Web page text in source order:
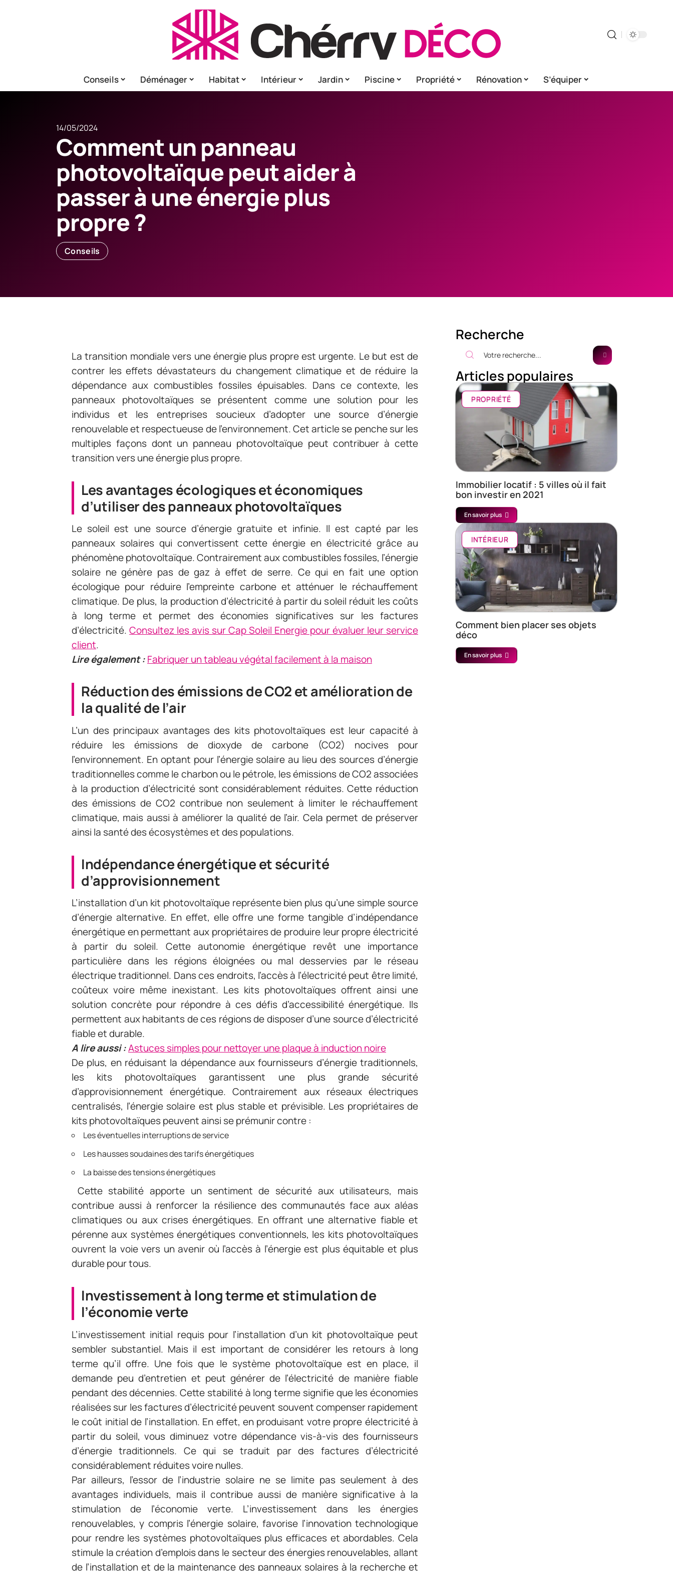
Conseils Déménager Habitat Intérieur Jardin Piscine Propriété Rénovation S’équiper
14/05/2024
Comment un panneau
photovoltaïque peut aider à
passer à une énergie plus
propre ?
Conseils
La transition mondiale vers une énergie plus propre est urgente. Le but est de
contrer les effets dévastateurs du changement climatique et de réduire la
dépendance aux combustibles fossiles épuisables. Dans ce contexte, les
panneaux photovoltaïques se présentent comme une solution pour les
individus et les entreprises soucieux d’adopter une source d’énergie
renouvelable et respectueuse de l’environnement. Cet article se penche sur les
multiples façons dont un panneau photovoltaïque peut contribuer à cette
transition vers une énergie plus propre.
Les avantages écologiques et économiques
d’utiliser des panneaux photovoltaïques
Le soleil est une source d’énergie gratuite et infinie. Il est capté par les
panneaux solaires qui convertissent cette énergie en électricité grâce au
phénomène photovoltaïque. Contrairement aux combustibles fossiles, l’énergie
solaire ne génère pas de gaz à effet de serre. Ce qui en fait une option
écologique pour réduire l’empreinte carbone et atténuer le réchauffement
climatique. De plus, la production d’électricité à partir du soleil réduit les coûts
à long terme et permet des économies significatives sur les factures
d’électricité. Consultez les avis sur Cap Soleil Energie pour évaluer leur service
client.
Lire également :Fabriquer un tableau végétal facilement à la maison
Réduction des émissions de CO2 et amélioration de
la qualité de l’air
L’un des principaux avantages des kits photovoltaïques est leur capacité à
réduire les émissions de dioxyde de carbone (CO2) nocives pour
l’environnement. En optant pour l’énergie solaire au lieu des sources d’énergie
traditionnelles comme le charbon ou le pétrole, les émissions de CO2 associées
à la production d’électricité sont considérablement réduites. Cette réduction
des émissions de CO2 contribue non seulement à limiter le réchauffement
climatique, mais aussi à améliorer la qualité de l’air. Cela permet de préserver
ainsi la santé des écosystèmes et des populations.
Indépendance énergétique et sécurité
d’approvisionnement
L’installation d’un kit photovoltaïque représente bien plus qu’une simple source
d’énergie alternative. En effet, elle offre une forme tangible d’indépendance
énergétique en permettant aux propriétaires de produire leur propre électricité
à partir du soleil. Cette autonomie énergétique revêt une importance
particulière dans les régions éloignées ou mal desservies par le réseau
électrique traditionnel. Dans ces endroits, l’accès à l’électricité peut être limité,
coûteux voire même inexistant. Les kits photovoltaïques offrent ainsi une
solution concrète pour répondre à ces défis d’accessibilité énergétique. Ils
permettent aux habitants de ces régions de disposer d’une source d’électricité
fiable et durable.
A lire aussi :Astuces simples pour nettoyer une plaque à induction noire
De plus, en réduisant la dépendance aux fournisseurs d’énergie traditionnels,
les kits photovoltaïques garantissent une plus grande sécurité
d’approvisionnement énergétique. Contrairement aux réseaux électriques
centralisés, l’énergie solaire est plus stable et prévisible. Les propriétaires de
kits photovoltaïques peuvent ainsi se prémunir contre :
Les éventuelles interruptions de service
Les hausses soudaines des tarifs énergétiques
La baisse des tensions énergétiques
Cette stabilité apporte un sentiment de sécurité aux utilisateurs, mais
contribue aussi à renforcer la résilience des communautés face aux aléas
climatiques ou aux crises énergétiques. En offrant une alternative fiable et
pérenne aux systèmes énergétiques conventionnels, les kits photovoltaïques
ouvrent la voie vers un avenir où l’accès à l’énergie est plus équitable et plus
durable pour tous.
Investissement à long terme et stimulation de
l’économie verte
L’investissement initial requis pour l’installation d’un kit photovoltaïque peut
sembler substantiel. Mais il est important de considérer les retours à long
terme qu’il offre. Une fois que le système photovoltaïque est en place, il
demande peu d’entretien et peut générer de l’électricité de manière fiable
pendant des décennies. Cette stabilité à long terme signifie que les économies
réalisées sur les factures d’électricité peuvent souvent compenser rapidement
le coût initial de l’installation. En effet, en produisant votre propre électricité à
partir du soleil, vous diminuez votre dépendance vis-à-vis des fournisseurs
d’énergie traditionnels. Ce qui se traduit par des factures d’électricité
considérablement réduites voire nulles.
Par ailleurs, l’essor de l’industrie solaire ne se limite pas seulement à des
avantages individuels, mais il contribue aussi de manière significative à la
stimulation de l’économie verte. L’investissement dans les énergies
renouvelables, y compris l’énergie solaire, favorise l’innovation technologique
pour rendre les systèmes photovoltaïques plus efficaces et abordables. Cela
stimule la création d’emplois dans le secteur des énergies renouvelables, allant
de l’installation et de la maintenance des panneaux solaires à la recherche et
Recherche
Articles populaires
PROPRIÉTÉ
Immobilier locatif : 5 villes où il fait
bon investir en 2021
En savoir plus
INTÉRIEUR
Comment bien placer ses objets
déco
En savoir plus